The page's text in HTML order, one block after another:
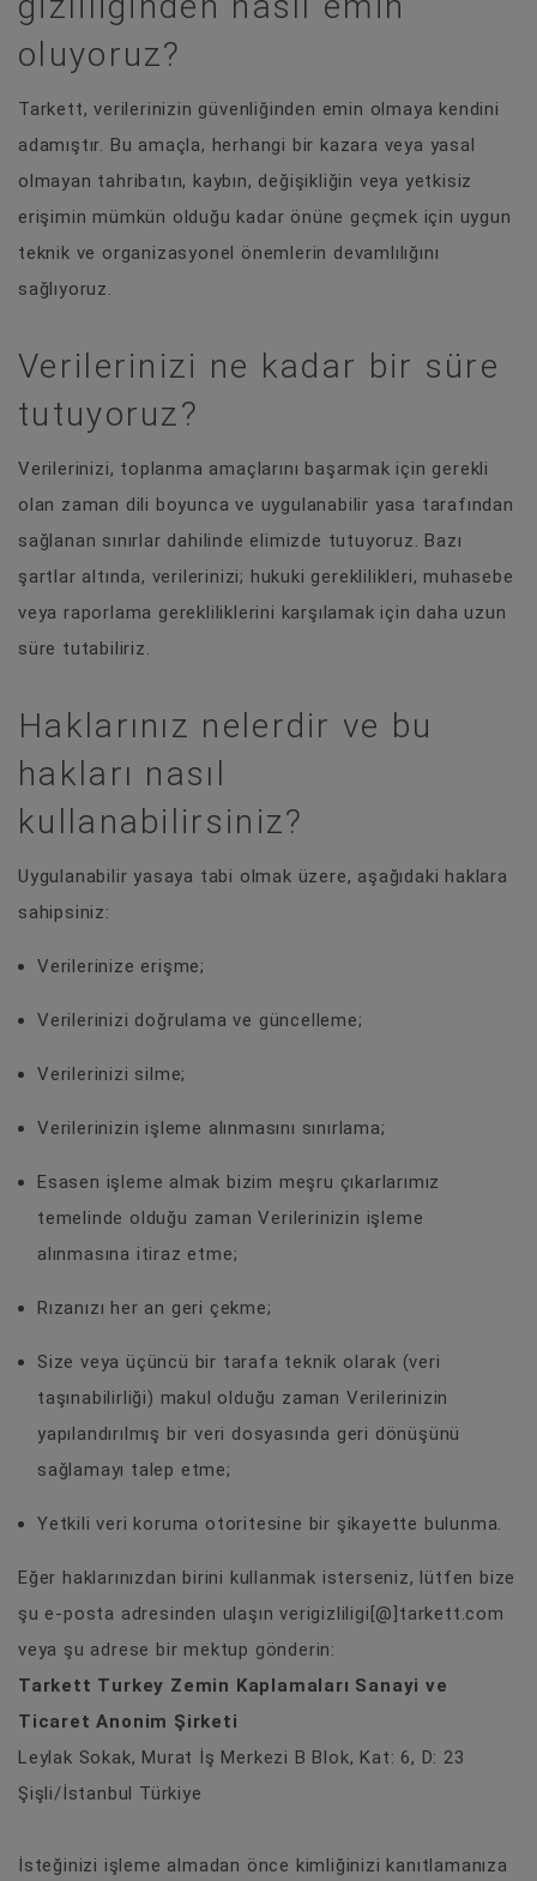
oluyoruz?
Tarkett, verilerinizin güvenliğinden emin olmaya kendini
adamıştır. Bu amaçla, herhangi bir kazara veya yasal
olmayan tahribatın, kaybın, değişikliğin veya yetkisiz
erişimin mümkün olduğu kadar önüne geçmek için uygun
teknik ve organizasyonel önemlerin devamlılığını
sağlıyoruz.
Verilerinizi ne kadar bir süre
tutuyoruz?
Verilerinizi, toplanma amaçlarını başarmak için gerekli
olan zaman dili boyunca ve uygulanabilir yasa tarafından
sağlanan sınırlar dahilinde elimizde tutuyoruz. Bazı
şartlar altında, verilerinizi; hukuki gereklilikleri, muhasebe
veya raporlama gerekliliklerini karşılamak için daha uzun
süre tutabiliriz.
Haklarınız nelerdir ve bu
hakları nasıl
kullanabilirsiniz?
Uygulanabilir yasaya tabi olmak üzere, aşağıdaki haklara
sahipsiniz:
Verilerinize erişme;
Verilerinizi doğrulama ve güncelleme;
Verilerinizi silme;
Verilerinizin işleme alınmasını sınırlama;
Esasen işleme almak bizim meşru çıkarlarımız
temelinde olduğu zaman Verilerinizin işleme
alınmasına itiraz etme;
Rızanızı her an geri çekme;
Size veya üçüncü bir tarafa teknik olarak (veri
taşınabilirliği) makul olduğu zaman Verilerinizin
yapılandırılmış bir veri dosyasında geri dönüşünü
sağlamayı talep etme;
Yetkili veri koruma otoritesine bir şikayette bulunma.
Eğer haklarınızdan birini kullanmak isterseniz, lütfen bize
şu e-posta adresinden ulaşın verigizliligi[@]tarkett.com
veya şu adrese bir mektup gönderin:
Tarkett Turkey Zemin Kaplamaları Sanayi ve
Ticaret Anonim Şirketi
Leylak Sokak, Murat İş Merkezi B Blok, Kat: 6, D: 23
Şişli/İstanbul Türkiye
İsteğinizi işleme almadan önce kimliğinizi kanıtlamanıza